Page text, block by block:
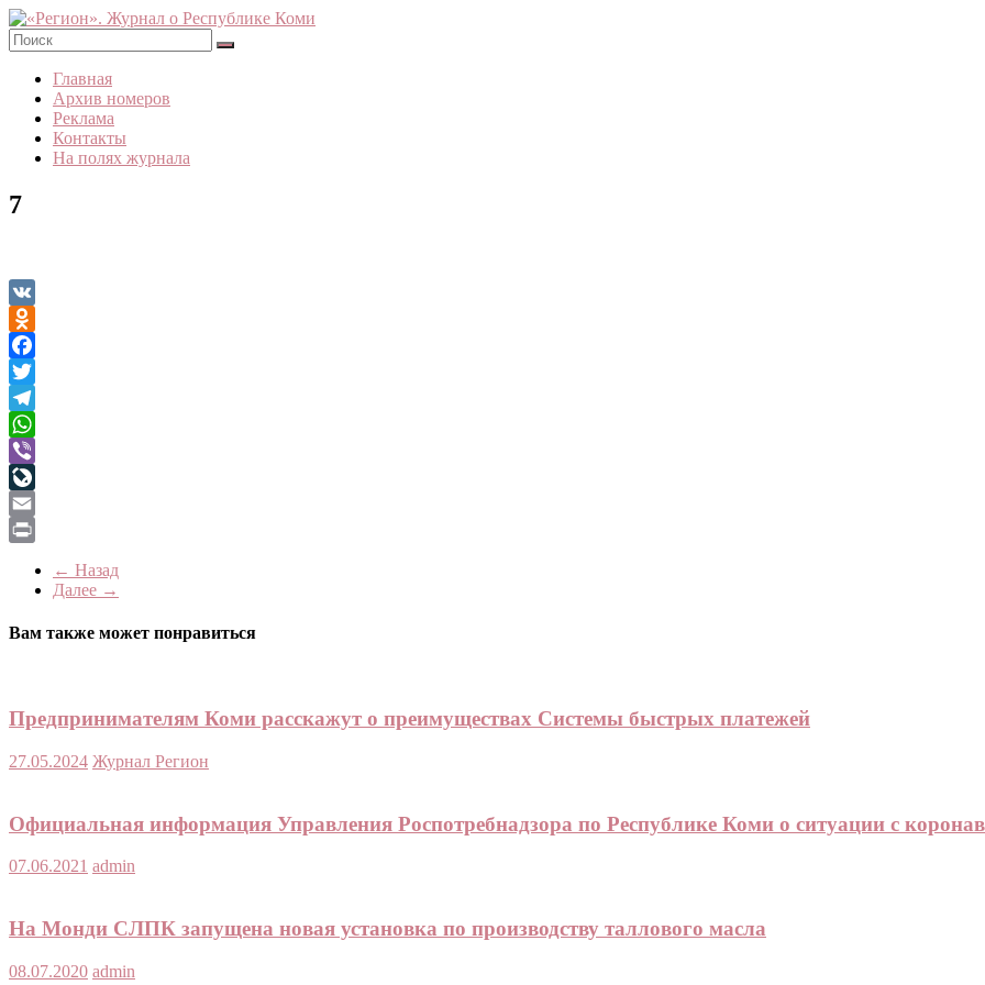
Skip
to
content
«Регион».
Журнал
Республике
Коми
Главная
Архив номеров
Реклама
Контакты
На полях журнала
7
VK
Odnoklassniki
Facebook
Twitter
Telegram
WhatsApp
Viber
LiveJournal
Email
← Назад
Далее →
Вам также может понравиться
Предпринимателям Коми расскажут о преимуществах Системы быстрых платежей
27.05.2024 Журнал Регион
Официальная информация Управления Роспотребнадзора по Республике Коми о ситуации с
07.06.2021 admin
На Монди СЛПК запущена новая установка по производству таллового масла
08.07.2020 admin